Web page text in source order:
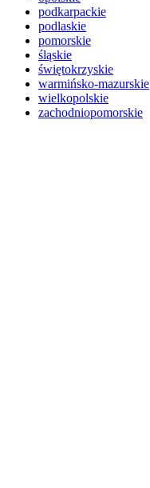
podkarpackie
podlaskie
pomorskie
śląskie
świętokrzyskie
warmińsko-mazurskie
wielkopolskie
zachodniopomorskie